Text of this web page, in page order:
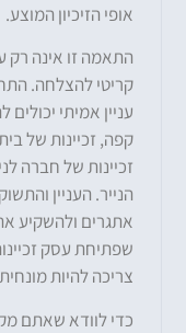
אופי הזיכיון המוצע.
התאמה זו אינה רק
קריטי להצלחה.
עניין אמיתי
קפה, זכיינות של
זכיינות של חברה
הנייר. העניין
אתגרים ולהשקיע
שפתיחת עסק
צריכה להיות
כדי לוודא שאתם